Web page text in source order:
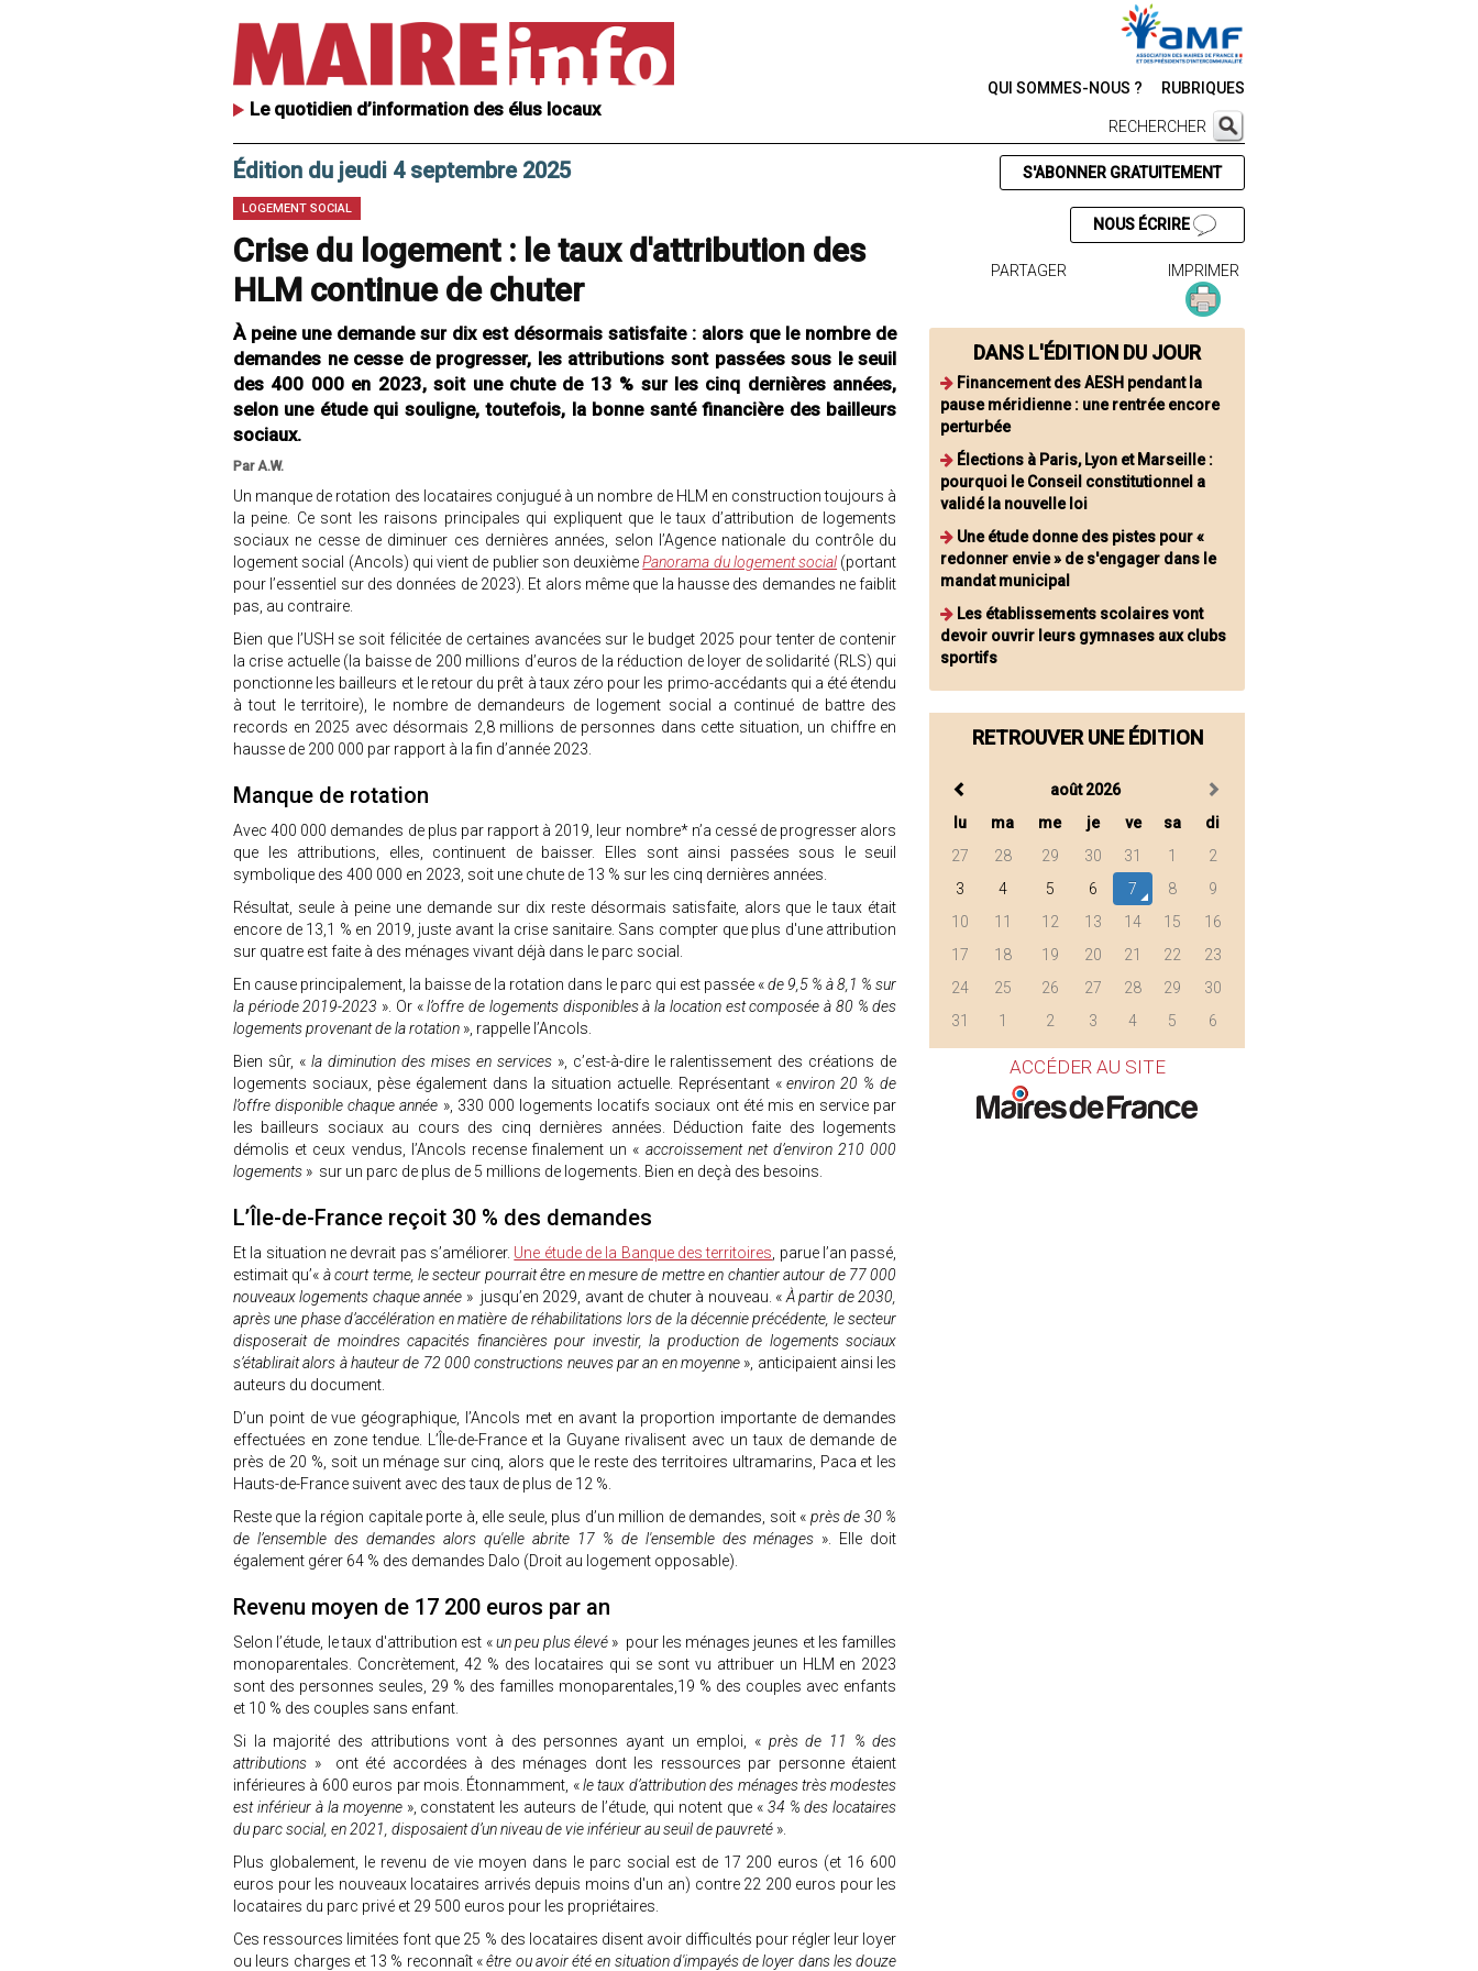
Le quotidien d’information des élus locaux
QUI SOMMES-NOUS ? RUBRIQUES
RECHERCHER
Édition du jeudi 4 septembre 2025
LOGEMENT SOCIAL
Crise du logement : le taux d'attribution des
HLM continue de chuter
À peine une demande sur dix est désormais satisfaite : alors que le nombre de
demandes ne cesse de progresser, les attributions sont passées sous le seuil
des 400 000 en 2023, soit une chute de 13 % sur les cinq dernières années,
selon une étude qui souligne, toutefois, la bonne santé financière des bailleurs
sociaux.
Par A.W.
Un manque de rotation des locataires conjugué à un nombre de HLM en construction toujours à
la peine. Ce sont les raisons principales qui expliquent que le taux d’attribution de logements
sociaux ne cesse de diminuer ces dernières années, selon l’Agence nationale du contrôle du
logement social (Ancols) qui vient de publier son deuxièmePanorama du logement social (portant
pour l’essentiel sur des données de 2023). Et alors même que la hausse des demandes ne faiblit
pas, au contraire.
Bien que l’USH se soit félicitée de certaines avancées sur le budget 2025 pour tenter de contenir
la crise actuelle (la baisse de 200 millions d’euros de la réduction de loyer de solidarité (RLS) qui
ponctionne les bailleurs et le retour du prêt à taux zéro pour les primo-accédants qui a été étendu
à tout le territoire), le nombre de demandeurs de logement social a continué de battre des
records en 2025 avec désormais 2,8 millions de personnes dans cette situation, un chiffre en
hausse de 200 000 par rapport à la fin d’année 2023.
Manque de rotation
Avec 400 000 demandes de plus par rapport à 2019, leur nombre* n’a cessé de progresser alors
que les attributions, elles, continuent de baisser. Elles sont ainsi passées sous le seuil
symbolique des 400 000 en 2023, soit une chute de 13 % sur les cinq dernières années.
Résultat, seule à peine une demande sur dix reste désormais satisfaite, alors que le taux était
encore de 13,1 % en 2019, juste avant la crise sanitaire. Sans compter que plus d'une attribution
sur quatre est faite à des ménages vivant déjà dans le parc social.
En cause principalement, la baisse de la rotation dans le parc qui est passée «de 9,5 % à 8,1 % sur
la période 2019-2023 ». Or «l’offre de logements disponibles à la location est composée à 80 % des
logements provenant de la rotation », rappelle l’Ancols.
Bien sûr, «la diminution des mises en services », c’est-à-dire le ralentissement des créations de
logements sociaux, pèse également dans la situation actuelle. Représentant «environ 20 % de
l’offre disponible chaque année », 330 000 logements locatifs sociaux ont été mis en service par
les bailleurs sociaux au cours des cinq dernières années. Déduction faite des logements
démolis et ceux vendus, l’Ancols recense finalement un « accroissement net d’environ 210 000
logements » sur un parc de plus de 5 millions de logements. Bien en deçà des besoins.
L’Île-de-France reçoit 30 % des demandes
Et la situation ne devrait pas s’améliorer. Une étude de la Banque des territoires , parue l’an passé,
estimait qu’« à court terme, le secteur pourrait être en mesure de mettre en chantier autour de 77 000
nouveaux logements chaque année » jusqu’en 2029, avant de chuter à nouveau. « À partir de 2030,
après une phase d’accélération en matière de réhabilitations lors de la décennie précédente, le secteur
disposerait de moindres capacités financières pour investir, la production de logements sociaux
s’établirait alors à hauteur de 72 000 constructions neuves par an en moyenne », anticipaient ainsi les
auteurs du document.
D’un point de vue géographique, l’Ancols met en avant la proportion importante de demandes
effectuées en zone tendue. L’Île-de-France et la Guyane rivalisent avec un taux de demande de
près de 20 %, soit un ménage sur cinq, alors que le reste des territoires ultramarins, Paca et les
Hauts-de-France suivent avec des taux de plus de 12 %.
Reste que la région capitale porte à, elle seule, plus d’un million de demandes, soit « près de 30 %
de l’ensemble des demandes alors qu'elle abrite 17 % de l'ensemble des ménages ». Elle doit
également gérer 64 % des demandes Dalo (Droit au logement opposable).
Revenu moyen de 17 200 euros par an
Selon l’étude, le taux d'attribution est «un peu plus élevé» pour les ménages jeunes et les familles
monoparentales. Concrètement, 42 % des locataires qui se sont vu attribuer un HLM en 2023
sont des personnes seules, 29 % des familles monoparentales,19 % des couples avec enfants
et 10 % des couples sans enfant.
Si la majorité des attributions vont à des personnes ayant un emploi, « près de 11 % des
attributions » ont été accordées à des ménages dont les ressources par personne étaient
inférieures à 600 euros par mois. Étonnamment, «le taux d’attribution des ménages très modestes
est inférieur à la moyenne», constatent les auteurs de l’étude, qui notent que «34 % des locataires
du parc social, en 2021, disposaient d’un niveau de vie inférieur au seuil de pauvreté ».
Plus globalement, le revenu de vie moyen dans le parc social est de 17 200 euros (et 16 600
euros pour les nouveaux locataires arrivés depuis moins d'un an) contre 22 200 euros pour les
locataires du parc privé et 29 500 euros pour les propriétaires.
Ces ressources limitées font que 25 % des locataires disent avoir difficultés pour régler leur loyer
ou leurs charges et 13 % reconnaît «être ou avoir été en situation d'impayés de loyer dans les douze
S'ABONNER GRATUITEMENT
NOUS ÉCRIRE
PARTAGER IMPRIMER
DANS L'ÉDITION DU JOUR
Financement des AESH pendant la
pause méridienne : une rentrée encore
perturbée
Élections à Paris, Lyon et Marseille :
pourquoi le Conseil constitutionnel a
validé la nouvelle loi
Une étude donne des pistes pour «
redonner envie » de s'engager dans le
mandat municipal
Les établissements scolaires vont
devoir ouvrir leurs gymnases aux clubs
sportifs
RETROUVER UNE ÉDITION
août 2026
lu
ma me je ve sa
di
27
28 29 30 31 1
2
3
4 5 6 7 8
9
10
11 12 13 14 15
16
17
18 19 20 21 22
23
24
25 26 27 28 29
30
31
1 2 3 4 5 6
ACCÉDER AU SITE